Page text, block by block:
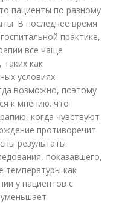
пациенты по разному
В последнее время
практике,
все чаще
как
условиях
возможно, поэтому
к мнению. что
когда чувствуют
противоречит
результаты
показавшего,
температуры как
у пациентов с